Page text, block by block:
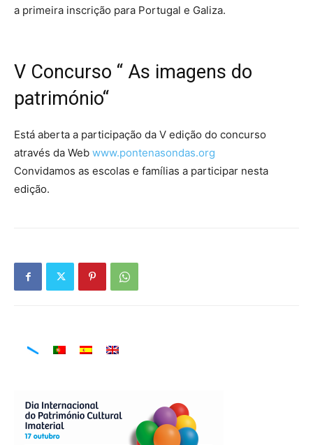
a primeira inscrição para Portugal e Galiza.
V Concurso “ As imagens do
património“
Está aberta a participação da V edição do concurso
através da Web www.pontenasondas.org
Convidamos as escolas e famílias a participar nesta
edição.